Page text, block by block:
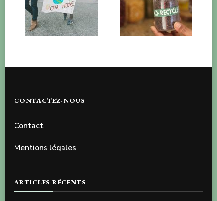
CONTACTEZ-NOUS
Contact
Mentions légales
ARTICLES RÉCENTS